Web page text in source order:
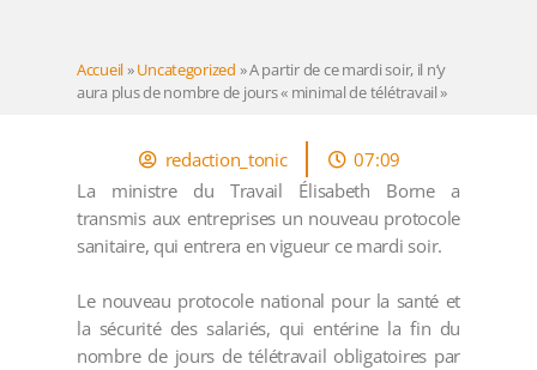
Accueil»Uncategorized »A partir de ce mardi soir, il n’y
aura plus de nombre de jours « minimal de télétravail »
redaction_tonic
07:09
La ministre du Travail Élisabeth Borne a
transmis aux entreprises un nouveau protocole
sanitaire, qui entrera en vigueur ce mardi soir.
Le nouveau protocole national pour la santé et
la sécurité des salariés, qui entérine la fin du
nombre de jours de télétravail obligatoires par